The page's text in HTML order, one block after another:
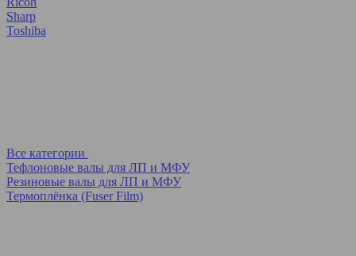
Sharp
Toshiba
Все категории
Тефлоновые валы для ЛП и МФУ
Резиновые валы для ЛП и МФУ
Термоплёнка (Fuser Film)